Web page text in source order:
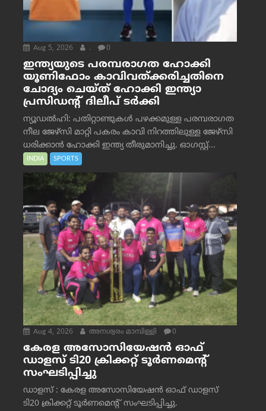
Aug 5, 2026 . 0
ഇന്ത്യയുടെ പരമ്പരാഗത ഹോക്കി
യൂണിഫോം കാവിവത്ക്കരിച്ചതിനെ
ചോദ്യം ചെയ്ത് ഹോക്കി ഇന്ത്യാ
പ്രസിഡന്റ് ദിലീപ് ടര്‍ക്കി
ന്യൂഡൽഹി: പതിറ്റാണ്ടുകൾ പഴക്കമുള്ള പരമ്പരാഗത
നീല ജേഴ്‌സി മാറ്റി പകരം കാവി നിറത്തിലുള്ള ജേഴ്‌സി
ധരിക്കാൻ ഹോക്കി ഇന്ത്യ തീരുമാനിച്ചു. ഓഗസ്റ്റ്...
INDIA SPORTS
Aug 4, 2026 അനശ്വരം മാമ്പിള്ളി 0
കേരള അസോസിയേഷൻ ഓഫ്
ഡാളസ് ടി20 ക്രിക്കറ്റ് ടൂർണമെന്റ്
സംഘടിപ്പിച്ചു
ഡാളസ് : കേരള അസോസിയേഷൻ ഓഫ് ഡാളസ്
ടി20 ക്രിക്കറ്റ് ടൂർണമെന്റ് സംഘടിപ്പിച്ചു.